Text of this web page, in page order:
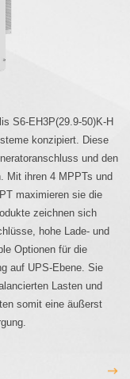
S6-EH3P(29.9-50)K-H
konzipiert. Diese
und den
Mit ihren 4 MPPTs und
maximieren sie die
zeichnen sich
hohe Lade- und
Optionen für die
auf UPS-Ebene. Sie
Lasten und
somit eine äußerst